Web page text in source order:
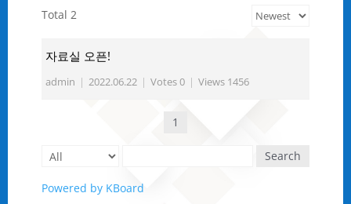
Total 2
자료실 오픈!
admin | 2022.06.22 | Votes 0 | Views 1456
1
Search
Powered by KBoard